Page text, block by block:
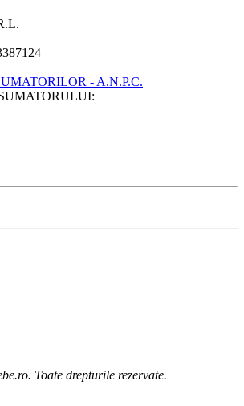
- A.N.P.C.
Toate drepturile rezervate.